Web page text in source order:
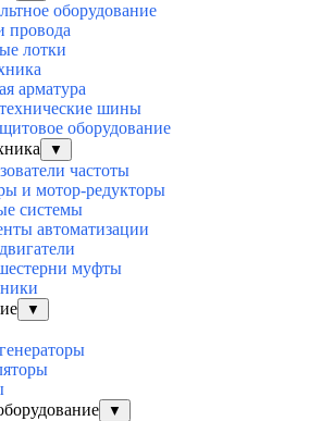
оборудование
провода
лотки
арматура
шины
оборудование
▼
частоты
и мотор-редукторы
системы
автоматизации
муфты
▼
▼